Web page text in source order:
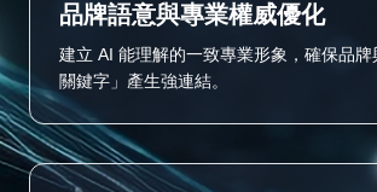
品牌語意與專業權威優化
建立 AI 能理解的一致專業形象，確保品
關鍵字」產生強連結。